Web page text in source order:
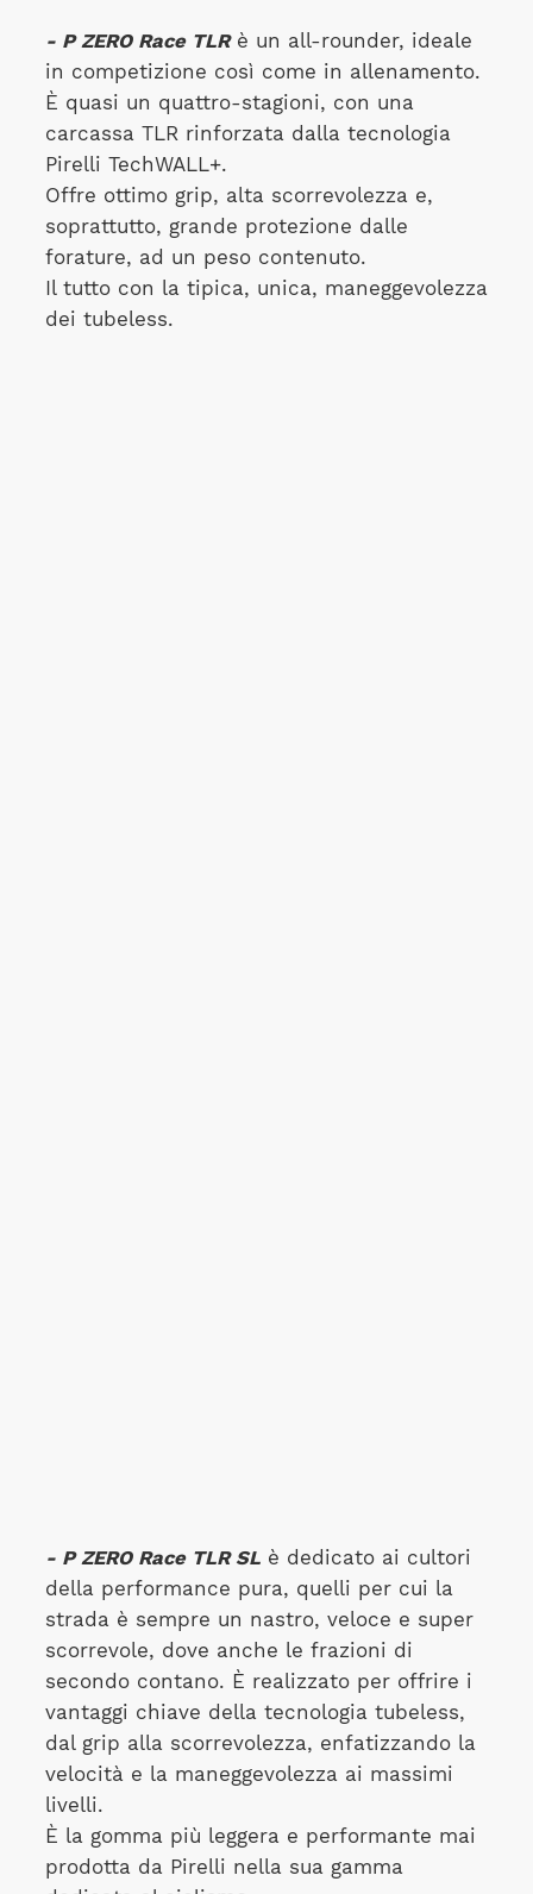
- P ZERO Race TLRè un all-rounder, ideale
in competizione così come in allenamento.
È quasi un quattro-stagioni, con una
carcassa TLR rinforzata dalla tecnologia
Pirelli TechWALL+.
Offre ottimo grip, alta scorrevolezza e,
soprattutto, grande protezione dalle
forature, ad un peso contenuto.
Il tutto con la tipica, unica, maneggevolezza
dei tubeless.
- P ZERO Race TLR SLè dedicato ai cultori
della performance pura, quelli per cui la
strada è sempre un nastro, veloce e super
scorrevole, dove anche le frazioni di
secondo contano. È realizzato per offrire i
vantaggi chiave della tecnologia tubeless,
dal grip alla scorrevolezza, enfatizzando la
velocità e la maneggevolezza ai massimi
livelli.
È la gomma più leggera e performante mai
prodotta da Pirelli nella sua gamma